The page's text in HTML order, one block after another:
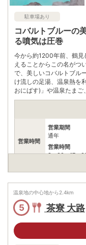
駐車場あり
コバルトブルーの
る噴気は圧巻
今から約1200年前、鶴見
えることからこの名がつ
で、美しいコバルトブル
け流しの足湯、温泉熱を
おにばす)」や温泉たまご
営業時間
営業期間
通年
営業時間
8：00～17：
大人400円、
アクセス
大分県別府市
東九州自動車
公共交通
温泉地の中心地から2.4km
5 茶寮 大路